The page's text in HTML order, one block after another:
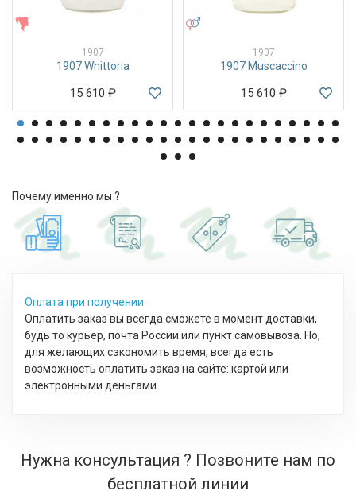
1907
1907 Whittoria
15 610 ₽
1907
1907 Muscaccino
15 610 ₽
Почему именно мы ?
Оплата при получении
Оплатить заказ вы всегда сможете в момент доставки,
будь то курьер, почта России или пункт самовывоза. Но,
для желающих сэкономить время, всегда есть
возможность оплатить заказ на сайте: картой или
электронными деньгами.
Нужна консультация ? Позвоните нам по
бесплатной линии